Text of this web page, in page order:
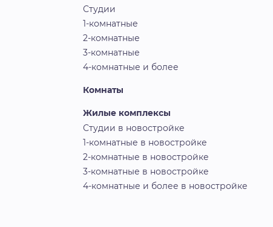
Студии
1-комнатные
2-комнатные
3-комнатные
4-комнатные и более
Комнаты
Жилые комплексы
Студии в новостройке
1-комнатные в новостройке
2-комнатные в новостройке
3-комнатные в новостройке
4-комнатные и более в новостройке